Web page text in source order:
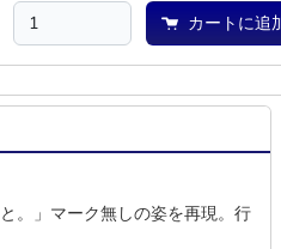
カートに追
。」マーク無しの姿を再現。行